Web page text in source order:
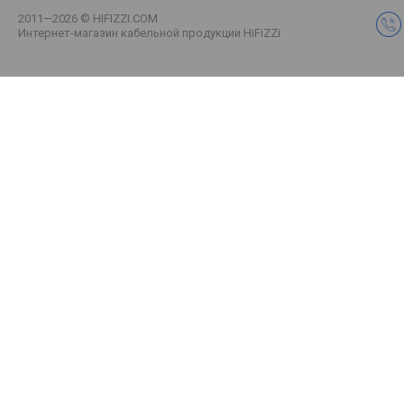
2011—2026 © HIFIZZI.COM
Интернет-магазин кабельной продукции HiFiZZi